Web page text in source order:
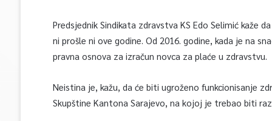
Predsjednik Sindikata zdravstva KS Edo Selimić kaže
ni prošle ni ove godine. Od 2016. godine, kada je na
pravna osnova za izračun novca za plaće u zdravstvu.
Neistina je, kažu, da će biti ugroženo funkcionisanje
Skupštine Kantona Sarajevo, na kojoj je trebao biti